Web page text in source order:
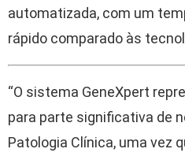
automatizada, com um
rápido comparado às
“O sistema GeneXpert
para parte significativa de
Patologia Clínica, uma vez